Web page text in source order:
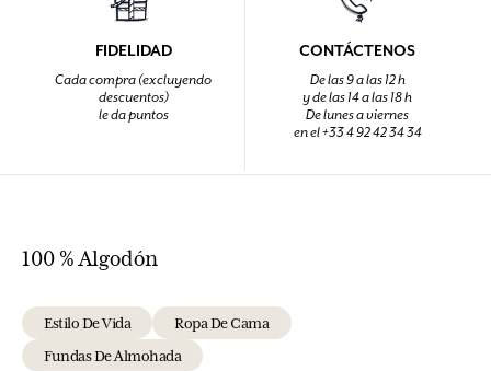
FIDELIDAD
Cada compra (excluyendo
descuentos)
le da puntos
CONTÁCTENOS
De las 9 a las 12 h
y de las 14 a las 18 h
De lunes a viernes
en el +33 4 92 42 34 34
100 % Algodón
Estilo De Vida
Ropa De Cama
Fundas De Almohada